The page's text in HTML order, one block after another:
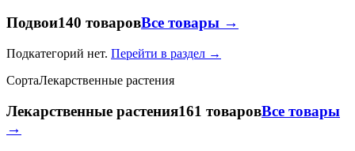
Подвои140 товаровВсе товары →
Подкатегорий нет. Перейти в раздел →
СортаЛекарственные растения
Лекарственные растения161 товаровВсе товары
→